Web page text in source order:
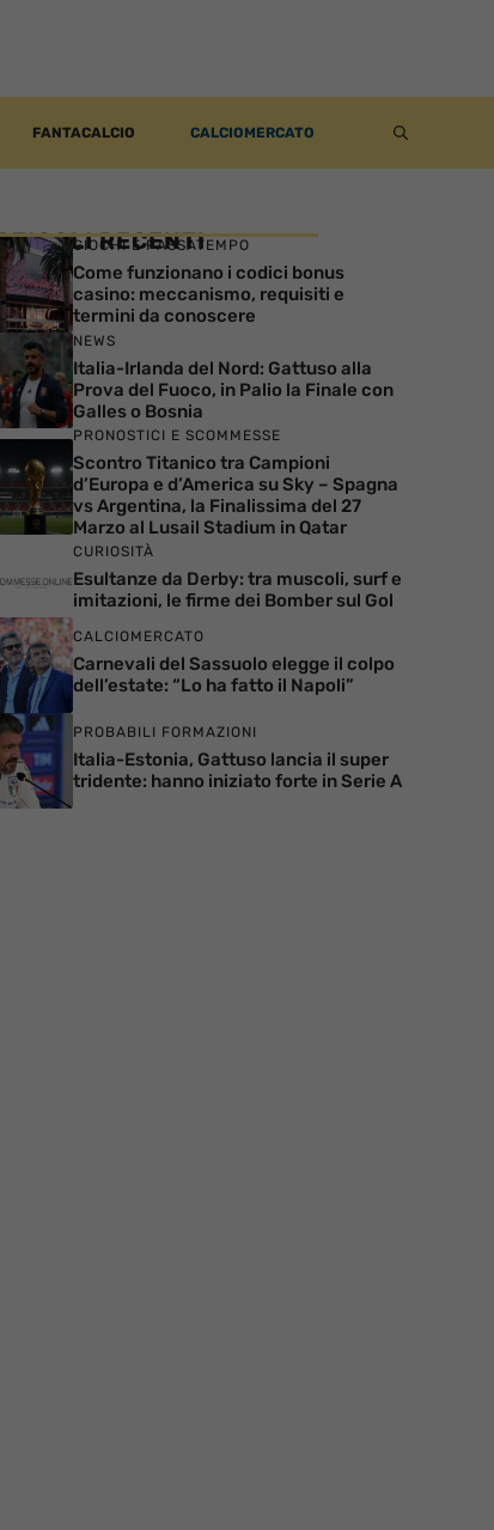
FANTACALCIO CALCIOMERCATO
RECENTI
GIOCHI E PASSATEMPO
Come funzionano i codici bonus
casino: meccanismo, requisiti e
termini da conoscere
NEWS
Italia-Irlanda del Nord: Gattuso alla
Prova del Fuoco, in Palio la Finale con
Galles o Bosnia
PRONOSTICI E SCOMMESSE
Scontro Titanico tra Campioni
d’Europa e d’America su Sky – Spagna
vs Argentina, la Finalissima del 27
Marzo al Lusail Stadium in Qatar
CURIOSITÀ
Esultanze da Derby: tra muscoli, surf e
imitazioni, le firme dei Bomber sul Gol
CALCIOMERCATO
Carnevali del Sassuolo elegge il colpo
dell’estate: “Lo ha fatto il Napoli”
PROBABILI FORMAZIONI
Italia-Estonia, Gattuso lancia il super
tridente: hanno iniziato forte in Serie A